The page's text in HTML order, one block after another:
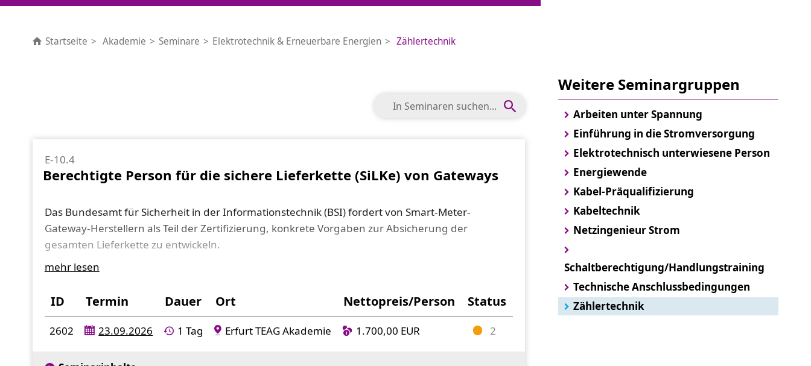
Startseite Akademie Seminare Elektrotechnik & Erneuerbare Energien Zählertechnik
E-10.4
Berechtigte Person für die sichere Lieferkette (SiLKe) von Gateways
Das Bundesamt für Sicherheit in der Informationstechnik (BSI) fordert von Smart-Meter-
Gateway-Herstellern als Teil der Zertifizierung, konkrete Vorgaben zur Absicherung der
gesamten Lieferkette zu entwickeln.
Die Einhaltung dieser Vorgaben ist somit Liefer- und Montagevoraussetzung für Sie als
Unternehmen vor der ersten Lieferung von Smart-Meter-Gateways (SMGW) implementiert
sein müssen.
Rolle der berechtigten Person
mehr lesen
ID Termin Dauer Ort Nettopreis/Person Status
2602 23.09.2026 1 Tag Erfurt TEAG Akademie 1.700,00 EUR 2
Weitere Seminargruppen
Arbeiten unter Spannung
Einführung in die Stromversorgung
Elektrotechnisch unterwiesene Person
Energiewende
Kabel-Präqualifizierung
Kabeltechnik
Netzingenieur Strom
Schaltberechtigung/Handlungstraining
Technische Anschlussbedingungen
Zählertechnik